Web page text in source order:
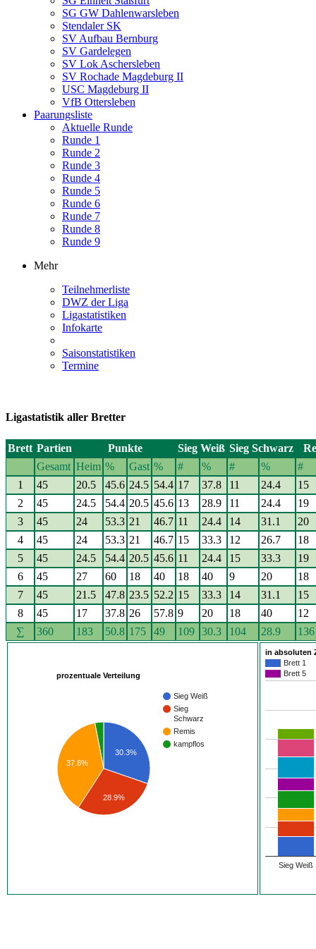
SG GW Dahlenwarsleben
Stendaler SK
SV Aufbau Bernburg
SV Gardelegen
SV Lok Aschersleben
SV Rochade Magdeburg II
USC Magdeburg II
VfB Ottersleben
Paarungsliste
Aktuelle Runde
Runde 1
Runde 2
Runde 3
Runde 4
Runde 5
Runde 6
Runde 7
Runde 8
Runde 9
Mehr
Teilnehmerliste
DWZ der Liga
Ligastatistiken
Infokarte
Saisonstatistiken
Termine
Ligastatistik aller Bretter
Brett Partien Punkte Sieg Weiß Sieg Schwarz
Gesamt Heim % Gast % # % # %
#
1
45 20.5 45.6 24.5 54.4 17 37.8 11 24.4
15
2
45 24.5 54.4 20.5 45.6 13 28.9 11 24.4
19
3
45 24 53.3 21 46.7 11 24.4 14 31.1
20
4
45 24 53.3 21 46.7 15 33.3 12 26.7
18
5
45 24.5 54.4 20.5 45.6 11 24.4 15 33.3
19
6
45 27 60 18 40 18 40 9 20
18
7
45 21.5 47.8 23.5 52.2 15 33.3 14 31.1
15
8
45 17 37.8 26 57.8 9 20 18 40
12
∑
360 183 50.8 175 49 109 30.3 104 28.9 136
prozentuale Verteilung
Sieg Weiß
Sieg
Schwarz
Remis
kampflos
30.3%
37.8%
28.9%
in absoluten
Brett 1
Brett 5
Sieg Weiß